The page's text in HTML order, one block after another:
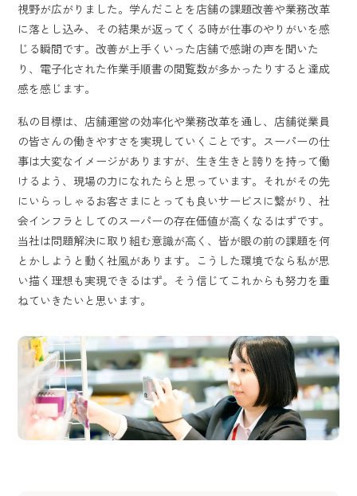
視野が広がりました。学んだことを店舗の課題改善や業務改革
に落とし込み、その結果が返ってくる時が仕事のやりがいを感
じる瞬間です。改善が上手くいった店舗で感謝の声を聞いた
り、電子化された作業手順書の閲覧数が多かったりすると達成
感を感じます。
私の目標は、店舗運営の効率化や業務改革を通し、店舗従業員
の皆さんの働きやすさを実現していくことです。スーパーの仕
事は大変なイメージがありますが、生き生きと誇りを持って働
けるよう、現場の力になれたらと思っています。それがその先
にいらっしゃるお客さまにとっても良いサービスに繋がり、社
会インフラとしてのスーパーの存在価値が高くなるはずです。
当社は問題解決に取り組む意識が高く、皆が眼の前の課題を何
とかしようと動く社風があります。こうした環境でなら私が思
い描く理想も実現できるはず。そう信じてこれからも努力を重
ねていきたいと思います。